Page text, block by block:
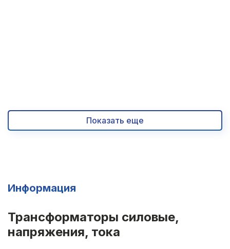
Показать еще
Информация
Трансформаторы силовые,
напряжения, тока